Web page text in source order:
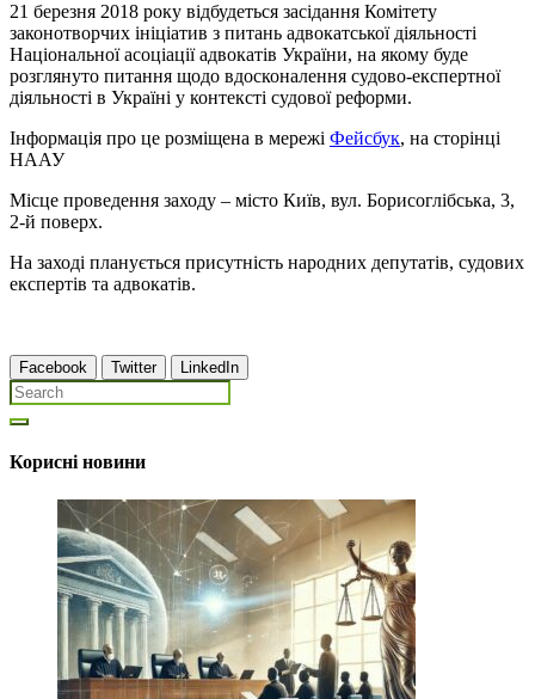
21 березня 2018 року відбудеться засідання Комітету
законотворчих ініціатив з питань адвокатської діяльності
Національної асоціації адвокатів України, на якому буде
розглянуто питання щодо вдосконалення судово-експертної
діяльності в Україні у контексті судової реформи.
Інформація про це розміщена в мережі Фейсбук, на сторінці
НААУ
Місце проведення заходу – місто Київ, вул. Борисоглібська, 3,
2-й поверх.
На заході планується присутність народних депутатів, судових
експертів та адвокатів.
Facebook Twitter LinkedIn
Корисні новини